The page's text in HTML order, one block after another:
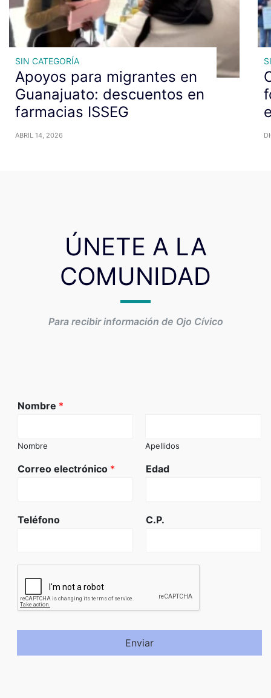
SIN CATEGORÍA
Apoyos para migrantes en
Guanajuato: descuentos en
farmacias ISSEG
ABRIL 14, 2026
ÚNETE A LA
COMUNIDAD
Para recibir información de Ojo Cívico
Nombre *
Nombre Apellidos
Correo electrónico * Edad
Teléfono C.P.
Enviar